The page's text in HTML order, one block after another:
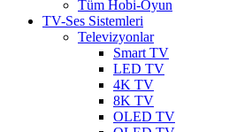
Tüm Hobi-Oyun
TV-Ses Sistemleri
Televizyonlar
Smart TV
LED TV
4K TV
8K TV
OLED TV